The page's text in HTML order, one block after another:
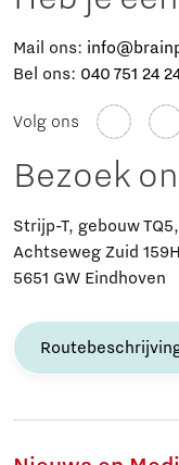
Mail ons:
Bel ons: 040 751 24
Volg ons
Bezoek
Strijp-T, gebouw
Achtseweg Zuid 159H
5651 GW Eindhoven